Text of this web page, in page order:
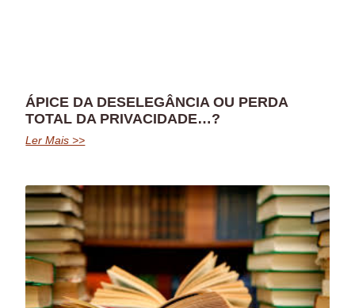
ÁPICE DA DESELEGÂNCIA OU PERDA
TOTAL DA PRIVACIDADE…?
Ler Mais >>